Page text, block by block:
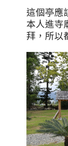
這個亭應
本人進寺
拜，所以